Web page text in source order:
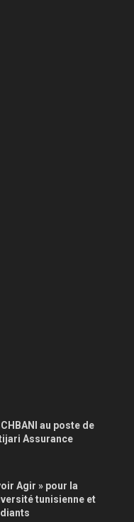
au poste de
Assurance
Agir » pour la
tunisienne et